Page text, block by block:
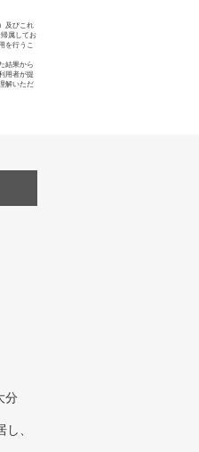
及びこれ
属してお
を行うこ
結果から
用者が提
解いただ
分
、